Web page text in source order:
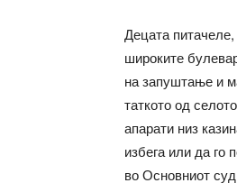
Децата
широките
на запуштање и
таткото од
апарати низ
избега или да го
во Основниот